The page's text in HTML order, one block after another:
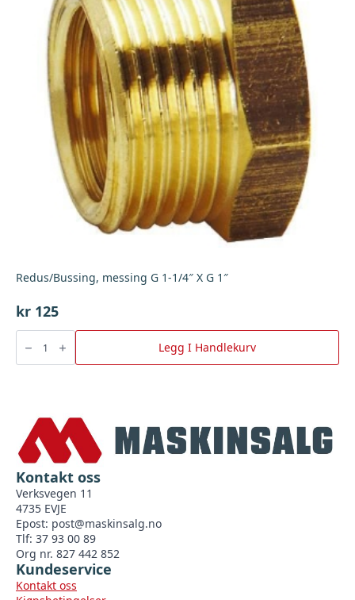
Redus/Bussing, messing G 1-1/4″ X G 1″
kr 125
Redus/Bussing,
messing
1-
Legg I Handlekurv
Kontakt oss
Verksvegen 11
4735 EVJE
Epost: post@maskinsalg.no
Tlf: 37 93 00 89
Org nr. 827 442 852
Kundeservice
Kontakt oss